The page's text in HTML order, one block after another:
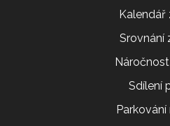
Kalendář
Srovnání
Sdílení